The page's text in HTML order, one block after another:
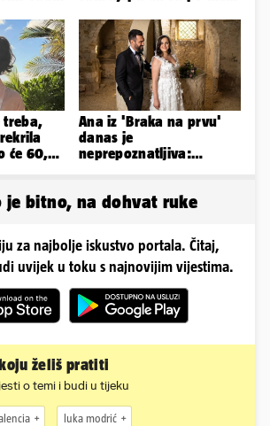
treba,
će 60,
Ana iz 'Braka na prvu'
danas je
neprepoznatljiva:
je bitno, na dohvat ruke
za najbolje iskustvo portala. Čitaj,
uvijek u toku s najnovijim vijestima.
želiš pratiti
o temi i budi u tijeku
luka modrić